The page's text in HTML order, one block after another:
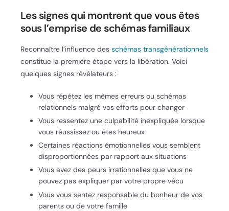
Les signes qui montrent que vous êtes
sous l’emprise de schémas familiaux
Reconnaître l’influence des schémas transgénérationnels
constitue la première étape vers la libération. Voici
quelques signes révélateurs :
Vous répétez les mêmes erreurs ou schémas
relationnels malgré vos efforts pour changer
Vous ressentez une culpabilité inexpliquée lorsque
vous réussissez ou êtes heureux
Certaines réactions émotionnelles vous semblent
disproportionnées par rapport aux situations
Vous avez des peurs irrationnelles que vous ne
pouvez pas expliquer par votre propre vécu
Vous vous sentez responsable du bonheur de vos
parents ou de votre famille